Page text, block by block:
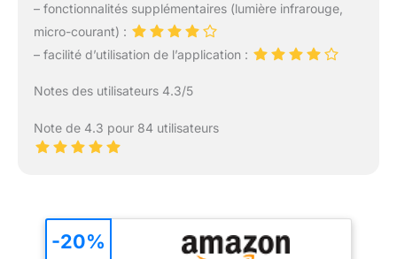
– fonctionnalités supplémentaires (lumière infrarouge,
micro-courant) :
– facilité d’utilisation de l’application :
Notes des utilisateurs 4.3/5
Note de 4.3 pour 84 utilisateurs
-20%